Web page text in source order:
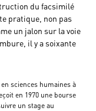
du facsimilé
pratique, non pas
un jalon sur la voie
il y a soixante
sciences humaines à
en 1970 une bourse
un stage au